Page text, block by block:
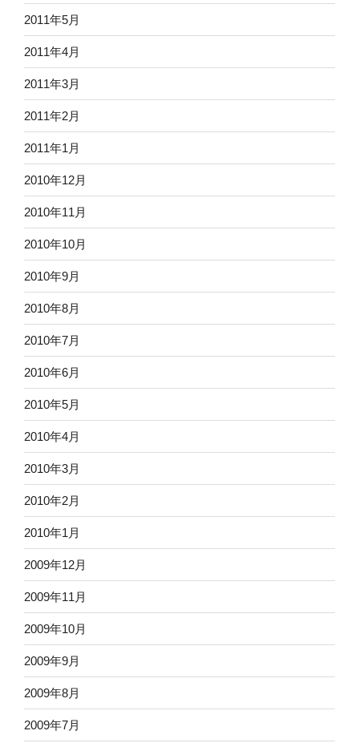
2011年5月
2011年4月
2011年3月
2011年2月
2011年1月
2010年12月
2010年11月
2010年10月
2010年9月
2010年8月
2010年7月
2010年6月
2010年5月
2010年4月
2010年3月
2010年2月
2010年1月
2009年12月
2009年11月
2009年10月
2009年9月
2009年8月
2009年7月